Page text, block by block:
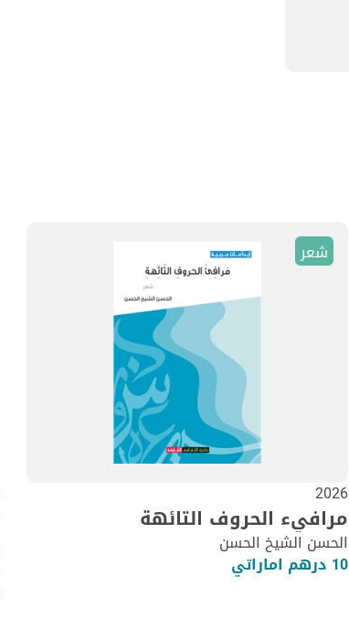
شعر
2026
مرافيء الحروف التائهة
الحسن الشيخ الحسن
10 درهم اماراتي